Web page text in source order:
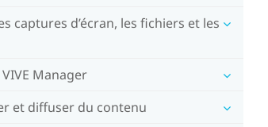
captures d’écran, les fichiers et les
Manager
et diffuser du contenu